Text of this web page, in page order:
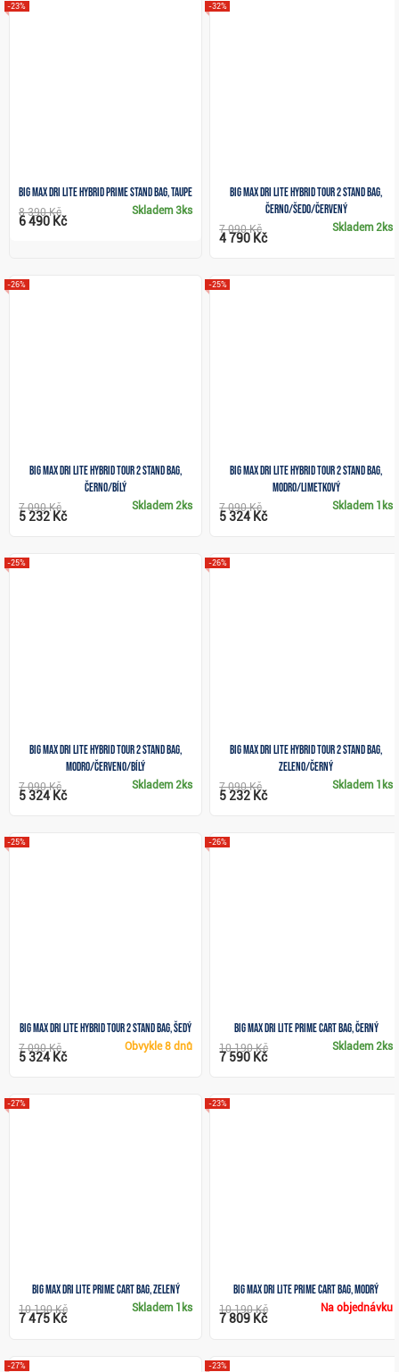
Big Max Dri Lite Hybrid Prime stand bag, taupe
-23%
Skladem3ks
8 390 Kč
6 490 Kč
Big Max Dri Lite Hybrid Tour 2 stand bag,
černo/šedo/červený
-32%
Skladem2ks
7 090 Kč
4 790 Kč
Big Max Dri Lite Hybrid Tour 2 stand bag,
černo/bílý
-26%
Skladem2ks
7 090 Kč
5 232 Kč
Big Max Dri Lite Hybrid Tour 2 stand bag,
modro/limetkový
-25%
Skladem 1ks
7 090 Kč
5 324 Kč
Big Max Dri Lite Hybrid Tour 2 stand bag,
modro/červeno/bílý
-25%
Skladem 2ks
7 090 Kč
5 324 Kč
Big Max Dri Lite Hybrid Tour 2 stand bag,
zeleno/černý
-26%
Skladem 1ks
7 090 Kč
5 232 Kč
Big Max Dri Lite Hybrid Tour 2 stand bag, šedý
-25%
Obvykle8 dnů
7 090 Kč
5 324 Kč
Big Max Dri Lite Prime cart bag, černý
-26%
Skladem2ks
10 190 Kč
7 590 Kč
Big Max Dri Lite Prime cart bag, zelený
-27%
Skladem 1ks
10 190 Kč
7 475 Kč
Big Max Dri Lite Prime cart bag, modrý
-23%
Na objednávku
10 190 Kč
7 809 Kč
-27% -23%